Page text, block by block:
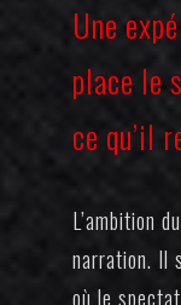
Une
place le
ce qu’il
L’ambition
narration. Il
où le